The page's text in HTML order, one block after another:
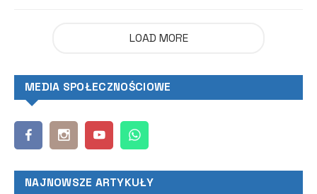
LOAD MORE
MEDIA SPOŁECZNOŚCIOWE
NAJNOWSZE ARTYKUŁY